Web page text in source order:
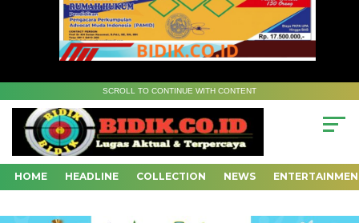
SCROLL TO CONTINUE WITH CONTENT
HOME HEADLINE COLLECTION NEWS